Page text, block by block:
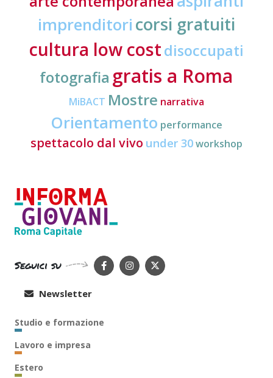
imprenditori corsi gratuiti
cultura low costdisoccupati
fotografia gratis a Roma
MiBACT Mostre narrativa
Orientamento performance
spettacolo dal vivo under 30workshop
Seguici su
Newsletter
Studio e formazione
Lavoro e impresa
Estero